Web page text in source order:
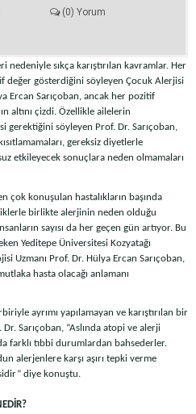
(0) Yorum
sıkça karıştırılan kavramlar. Her
gösterdiğini söyleyen Çocuk Alerjisi
Ercan Sarıçoban, ancak her pozitif
altını çizdi. Özellikle ailelerin
gerektiğini söyleyen Prof. Dr. Sarıçoban,
gereksiz diyetlerle
etkileyecek sonuçlara neden olmamaları
çok konuşulan hastalıkların başında
birlikte alerjinin neden olduğu
sayısı da her geçen gün artıyor. Bu
Yeditepe Üniversitesi Kozyatağı
Uzmanı Prof. Dr. Hülya Ercan Sarıçoban,
hasta olacağı anlamanı
ayrımı yapılamayan ve karıştırılan bir
Sarıçoban, “Aslında atopi ve alerji
farklı tıbbi durumlardan bahsederler.
alerjenlere karşı aşırı tepki verme
diye konuştu.